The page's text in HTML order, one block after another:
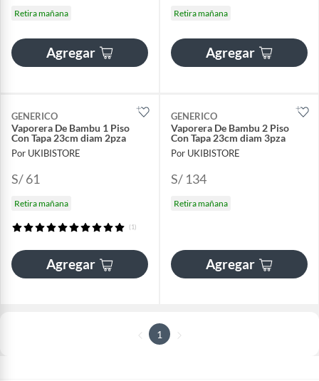
Retira mañana
Agregar
Retira mañana
Agregar
GENERICO
Vaporera De Bambu 1 Piso
Con Tapa 23cm diam 2pza
Por UKIBISTORE
S/ 61
Retira mañana
(1)
Agregar
GENERICO
Vaporera De Bambu 2 Piso
Con Tapa 23cm diam 3pza
Por UKIBISTORE
S/ 134
Retira mañana
Agregar
1